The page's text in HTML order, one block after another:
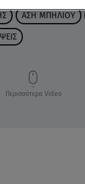
ΑΣΗ ΜΠΗΛΙΟΥ
Περισσότερα Video